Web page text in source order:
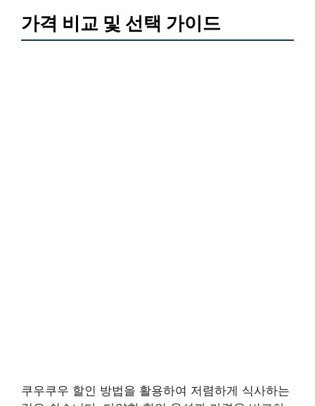
가격 비교 및 선택 가이드
쿠우쿠우 할인 방법을 활용하여 저렴하게 식사하는